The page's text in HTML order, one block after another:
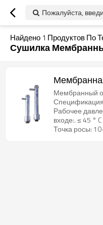
Пожалуйста,
Найдено 1 Продуктов По
Сушилка
Мембранный
Спецификация
Рабочее
входе:. ≤ 45 ° C
Точка росы: